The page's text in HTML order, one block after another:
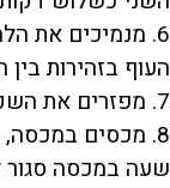
6. מנמיכים את
העוף בזהירות בין
7. מפזרים את השקדים והצימוקים מעל התבשיל.
8. מכסים
שעה במכסה סגור